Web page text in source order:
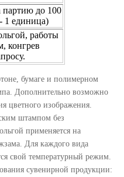
партию до 100
1 единица)
работы
конгрев
бумаге и полимерном
Дополнительно возможно
цветного изображения.
штампом без
применяется на
Для каждого вида
свой температурный режим.
сувенирной продукции: